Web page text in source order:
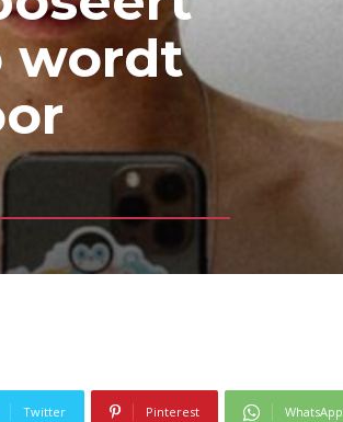
wordt
Twitter Pinterest WhatsApp